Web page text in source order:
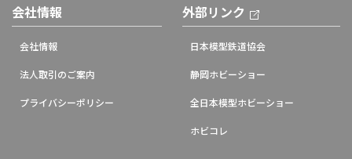
会社情報
会社情報
法人取引のご案内
プライバシーポリシー
外部リンク
日本模型鉄道協会
静岡ホビーショー
全日本模型ホビーショー
ホビコレ